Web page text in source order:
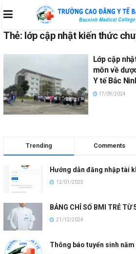
Thẻ: lớp cập nhật kiến thức
Lớp cập
môn về
Y tế Bắc
17/09/2024
Trending Comments
Hướng dẫn đăng nhập tài
12/01/2025
BẢNG CHỈ SỐ BMI TRẺ TỪ
21/12/2024
Thông báo tuyển sinh năm